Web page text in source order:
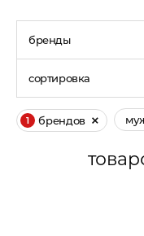
бренды
сортировка
1 брендов